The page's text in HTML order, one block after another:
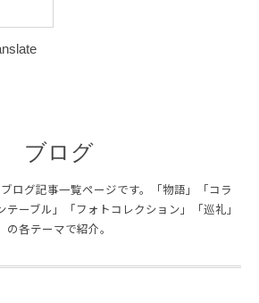
ブログ
ログ記事一覧ページです。「物語」「コラ
ーブル」「フォトコレクション」「巡礼」
の各テーマで紹介。